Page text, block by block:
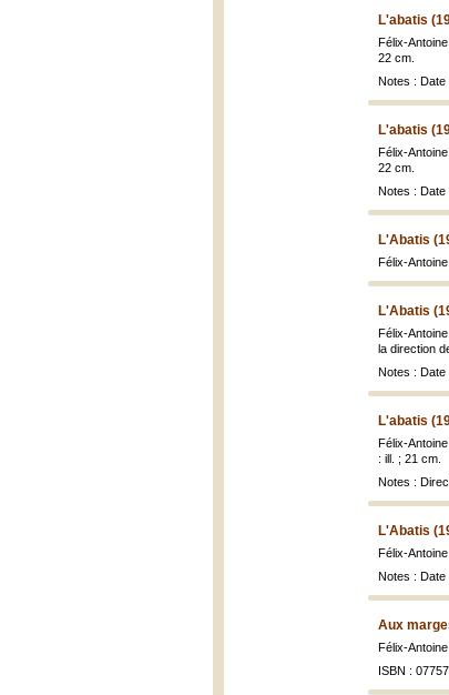
L'abatis
Félix-
22 cm.
Notes : Date
L'abatis
Félix-
22 cm.
Notes : Date
L'Abatis
Félix-
L'Abatis
Félix-
la direction
Notes : Date
L'abatis
Félix-
: ill. ; 21 cm.
Notes :
L'Abatis
Félix-
Notes : Date
Aux
Félix-
ISBN :